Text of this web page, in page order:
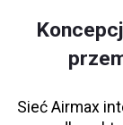
Sieć Airmax